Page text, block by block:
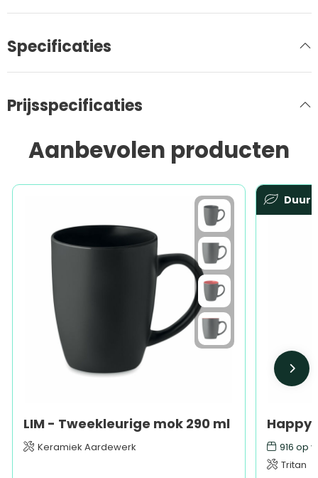
Specificaties
Prijsspecificaties
Aanbevolen producten
LIM - Tweekleurige mok 290 ml
Keramiek Aardewerk 916 op
Tritan